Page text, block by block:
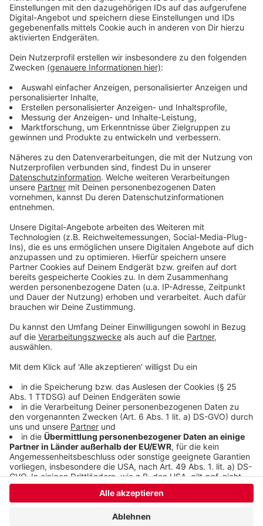
Anzeige
Vorstellen brauchen wir ihn euch nicht. Seit 2003
treibt Jürgen Bangert nun als "Elvis Eifel" seine Späße
am Telefon mit seinen Hörerinnen und Hörern im Radio.
Aber selbst seine 'Opfer' müssen am Ende mit lachen -
wenn auch nicht immer. Und weil ihr nicht genug von
ihm bekommen könnt, ist Elvis nun unter die Podcaster
gegangen. Somit steht euch Elvis rund um die Uhr zur
Verfügung. Hier bekommt Ihr außerdem den
"Directors-Cut" - die Original-Telefonate in längerer
Version. Elvis wird sich mit Kollegen und ehemaligen
"Opfern" über die Telefonate aus den letzten zwei
Jahrzehnten unterhalten. Wir erfahren auch, wie es ihm
dabei ergangen ist und wobei er selbst mal ins
Schleudern gekommen ist. Viel Spaß beim Zuhören und
bitte nicht erschrecken, wenn dabei das Telefon
klingelt. Es muss ja nicht unbedingt Elvis Eifel dran
sein.
Anzeige
Anzeige
Anzeige